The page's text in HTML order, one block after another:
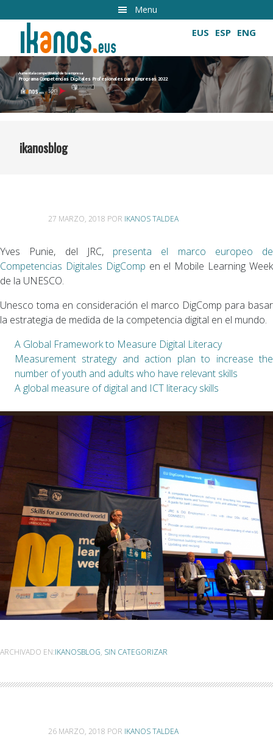
al
contenido
principal
Menu
EUS ESP ENG
Aumenta la competitividad de tu empresa
Programa Competencias Digitales Profesionales para Empresas 2022
Cultivando las competencias digitales
ikanosblog
27 MARZO, 2018 POR IKANOS TALDEA
Yves Punie, del JRC, presenta el marco europeo de
Competencias Digitales DigComp en el Mobile Learning Week
de la UNESCO.
Unesco toma en consideración el marco DigComp para basar
la estrategia de medida de la competencia digital en el mundo.
A Global Framework to Measure Digital Literacy
Measurement strategy and action plan to increase the
number of youth and adults who have relevant skills
A global measure of digital and ICT literacy skills
ARCHIVADO EN:IKANOSBLOG, SIN CATEGORIZAR
26 MARZO, 2018 POR IKANOS TALDEA